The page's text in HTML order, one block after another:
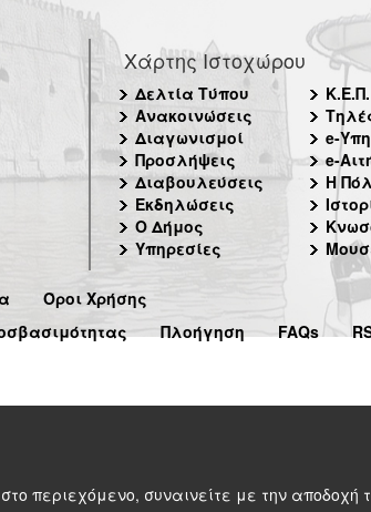
Χάρτης Ιστοχώρου
Δελτία Τύπου
Ανακοινώσεις
Διαγωνισμοί
Προσλήψεις
Διαβουλεύσεις
Εκδηλώσεις
Ο Δήμος
Υπηρεσίες
Κ.Ε.Π.
e-
e-
Η
Όροι Χρήσης
Πλοήγηση FAQs
περιεχόμενο, συναινείτε με την αποδοχή